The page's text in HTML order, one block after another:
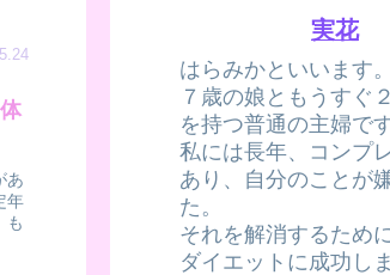
あ
年
も
実花
はらみかといいます。
７歳の娘ともうすぐ
を持つ普通の主婦です
私には長年、コンプ
あり、自分のことが
た。
それを解消するため
ダイエットに成功し